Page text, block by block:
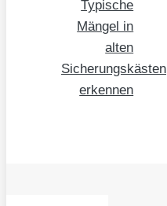
Typische
Mängel in
alten
Sicherungskästen
erkennen